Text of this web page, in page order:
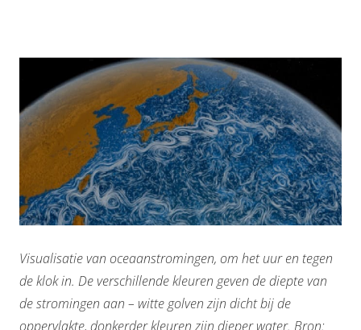
Visualisatie van oceaanstromingen, om het uur en tegen
de klok in. De verschillende kleuren geven de diepte van
de stromingen aan – witte golven zijn dicht bij de
oppervlakte, donkerder kleuren zijn dieper water. Bron: